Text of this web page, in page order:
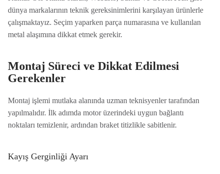
dünya markalarının teknik gereksinimlerini karşılayan ürünlerle
çalışmaktayız. Seçim yaparken parça numarasına ve kullanılan
metal alaşımına dikkat etmek gerekir.
Montaj Süreci ve Dikkat Edilmesi
Gerekenler
Montaj işlemi mutlaka alanında uzman teknisyenler tarafından
yapılmalıdır. İlk adımda motor üzerindeki uygun bağlantı
noktaları temizlenir, ardından braket titizlikle sabitlenir.
Kayış Gerginliği Ayarı